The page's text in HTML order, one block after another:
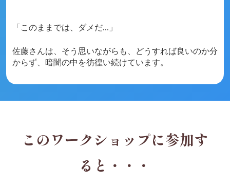
「このままでは、ダメだ…」
佐藤さんは、そう思いながらも、どうすれば良いのか分
からず、暗闇の中を彷徨い続けています。
このワークショップに参加す
ると・・・